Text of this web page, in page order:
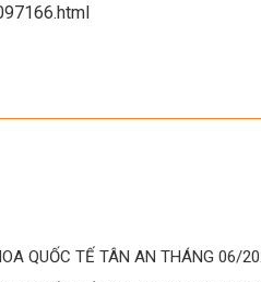
QUỐC TẾ TÂN AN THÁNG 06/